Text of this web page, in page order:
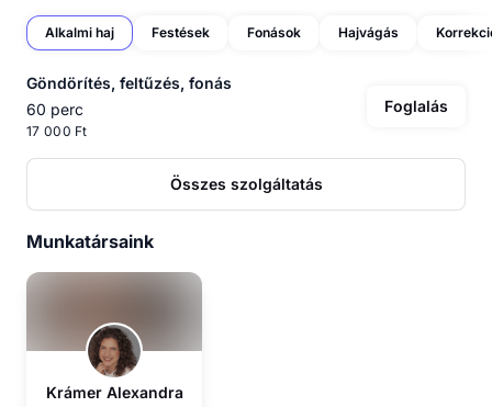
Alkalmi haj Festések Fonások Hajvágás
Göndörítés, feltűzés, fonás
60 perc
17 000 Ft
Foglalás
Összes szolgáltatás
Munkatársaink
Krámer Alexandra